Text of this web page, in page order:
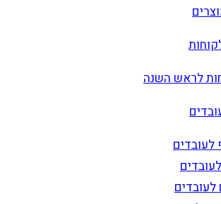
לראש השנה
לעובדים
לעובדים